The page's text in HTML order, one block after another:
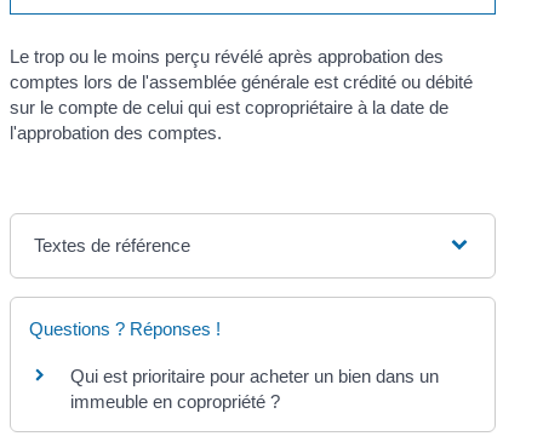
Le trop ou le moins perçu révélé après approbation des
comptes lors de l'assemblée générale est crédité ou débité
sur le compte de celui qui est copropriétaire à la date de
l'approbation des comptes.
Textes de référence
Questions ? Réponses !
Qui est prioritaire pour acheter un bien dans un
immeuble en copropriété ?